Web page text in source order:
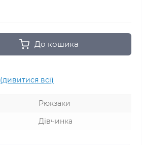
До кошика
(дивитися всі)
Рюкзаки
Дівчинка